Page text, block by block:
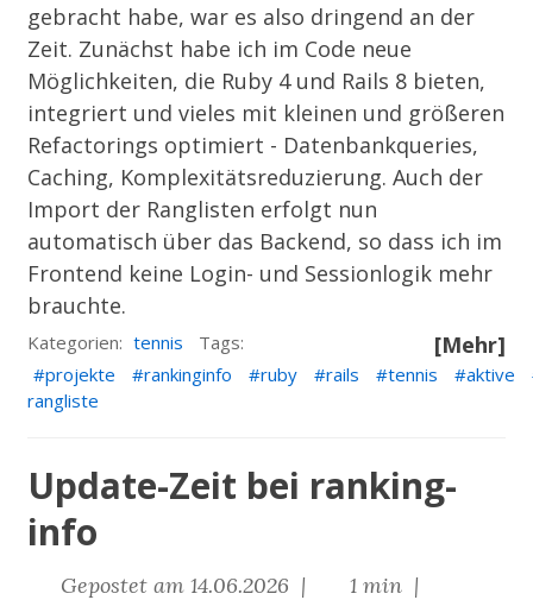
gebracht habe, war es also dringend an der
Zeit. Zunächst habe ich im Code neue
Möglichkeiten, die Ruby 4 und Rails 8 bieten,
integriert und vieles mit kleinen und größeren
Refactorings optimiert - Datenbankqueries,
Caching, Komplexitätsreduzierung. Auch der
Import der Ranglisten erfolgt nun
automatisch über das Backend, so dass ich im
Frontend keine Login- und Sessionlogik mehr
brauchte.
[Mehr]
Kategorien: tennis
Tags:
projekte
rankinginfo ruby rails tennis
aktive
rangliste
Update-Zeit bei ranking-
info
Gepostet am 14.06.2026 |
1 min |